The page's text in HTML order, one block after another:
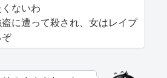
ないわ
盗に遭って殺され、女はレイプ
ぞ